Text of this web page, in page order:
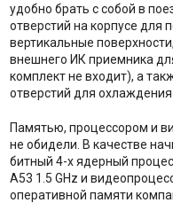
удобно брать с собой в
отверстий на корпусе для
вертикальные
внешнего ИК приемника
комплект не входит), а
отверстий для охлаждения
Памятью, процессором и
не обидели. В качестве
битный 4-х ядерный
A53 1.5 GHz и
оперативной памяти